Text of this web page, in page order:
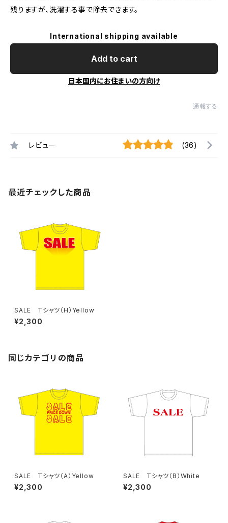
残りますが、洗濯する事で除去できます。
International shipping available
Add to cart
日本国内にお住まいの方向け
通報する
レビュー (36)
最近チェックした商品
SALE Tシャツ（H）Yellow
¥2,300
同じカテゴリの商品
SALE Tシャツ（A）Yellow
¥2,300
SALE Tシャツ（B）White
¥2,300